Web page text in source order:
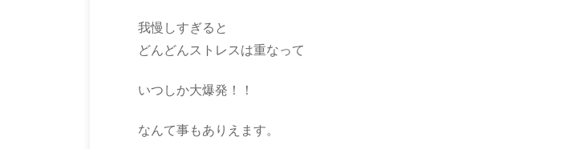
我慢しすぎると
どんどんストレスは重なって
いつしか大爆発！！
なんて事もありえます。